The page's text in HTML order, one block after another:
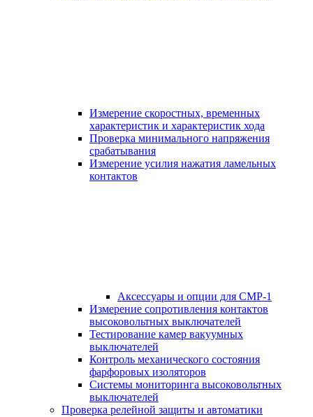
Измерение скоростных, временных
характеристик и характеристик хода
Проверка минимального напряжения
срабатывания
Измерение усилия нажатия ламельных
контактов
Аксессуары и опции для СМР-1
Измерение сопротивления контактов
высоковольтных выключателей
Тестирование камер вакуумных
выключателей
Контроль механического состояния
фарфоровых изоляторов
Системы мониторинга высоковольтных
выключателей
Проверка релейной защиты и автоматики